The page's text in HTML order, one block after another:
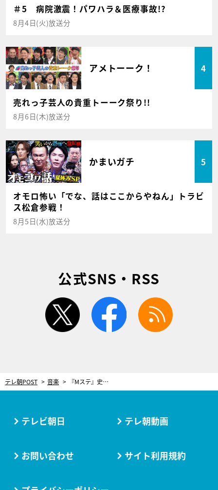
＃5 病院激震！パワハラ＆医療事故!?
8月4日(火)放送分
アメトーーク！ 4
売れっ子芸人の貴重トーーク祭り!!
8月6日(木)放送分
かまいガチ 5
オモロ怖い「でな、話はここからやねん」トラビ
ス松倉参戦！
8月5日(水)放送分
公式SNS・RSS
twitter facebook
テレ朝POST 音楽 『Mステ』史上初！ジャニーズJr.9グループ、総勢67名が出演！『勇気100％』など、計3曲を披露
テレビ朝日 テレ朝動画
お問い合わせ サイト利用規約